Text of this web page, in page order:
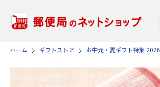
ホーム ギフトストア お中元・夏ギフト特集 2026